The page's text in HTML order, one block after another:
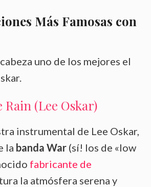
Más Famosas con
uno de los mejores el
Rain (Lee Oskar)
instrumental de Lee Oskar,
la banda War (sí! los de «low
fabricante de
la atmósfera serena y